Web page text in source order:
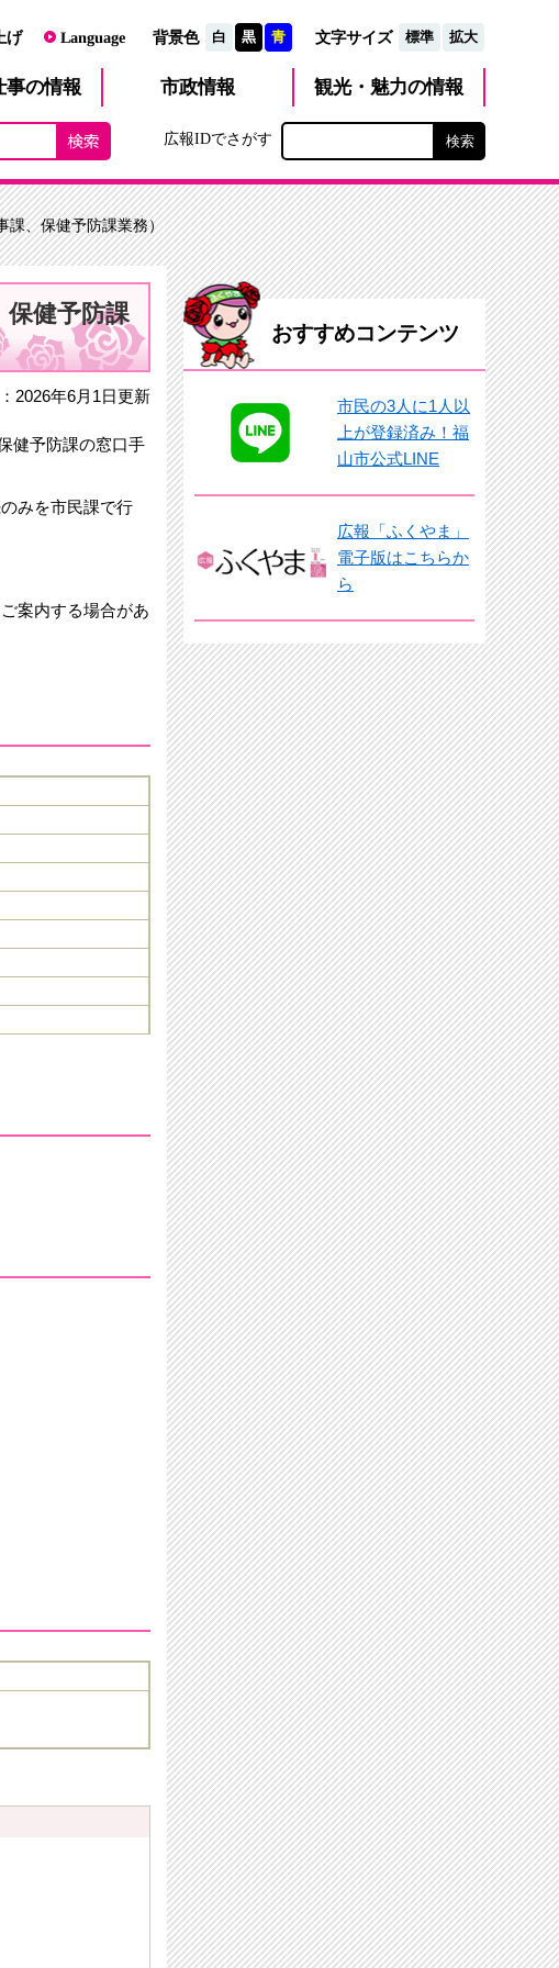
げ Language 背景色 白 黒 青 文字サイズ 標準 拡大
事の情報 市政情報 観光・魅力の情報
広報IDでさがす
課、保健予防課業務）
健予防課
2026年6月1日更新
健予防課の窓口手
みを市民課で行
案内する場合があ
おすすめコンテンツ
市民の3人に1人以
上が登録済み！福
山市公式LINE
広報「ふくやま」
電子版はこちらか
ら